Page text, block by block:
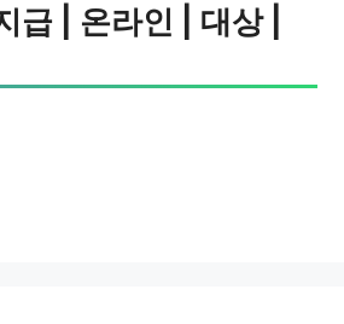
급 | 온라인 | 대상 |